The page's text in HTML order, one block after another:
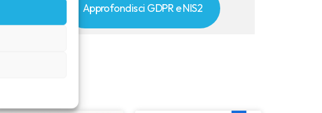
Approfondisci GDPR e NIS2